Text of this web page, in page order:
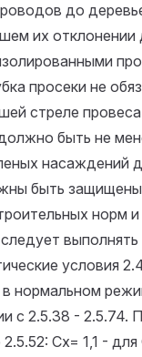
до
их
просеки не
стреле
быть не
насаждений
быть
норм и
выполнять
условия
в нормальном
с 2.5.38 - 2.5.74.
Cx= 1,1 -